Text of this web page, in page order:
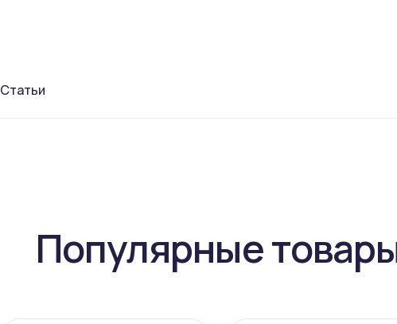
Статьи
Популярные